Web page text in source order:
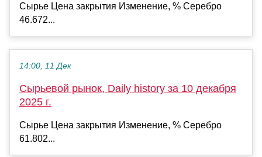
Сырье Цена закрытия Изменение, % Серебро
46.672...
14:00, 11 Дек
Сырьевой рынок, Daily history за 10 декабря
2025 г.
Сырье Цена закрытия Изменение, % Серебро
61.802...